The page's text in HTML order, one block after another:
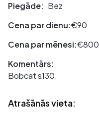
Piegāde: Bez
Cena par dienu:€90
Cena par mēnesi:€800
Komentārs:
Bobcat s130.
Atrašānās vieta: